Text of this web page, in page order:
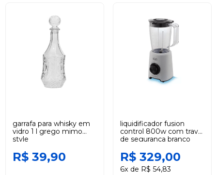
garrafa para whisky em
vidro 1 l grego mimo
style
R$ 39,90
liquidificador fusion
control 800w com trava
de segurança branco
R$ 329,00
6x de R$ 54,83